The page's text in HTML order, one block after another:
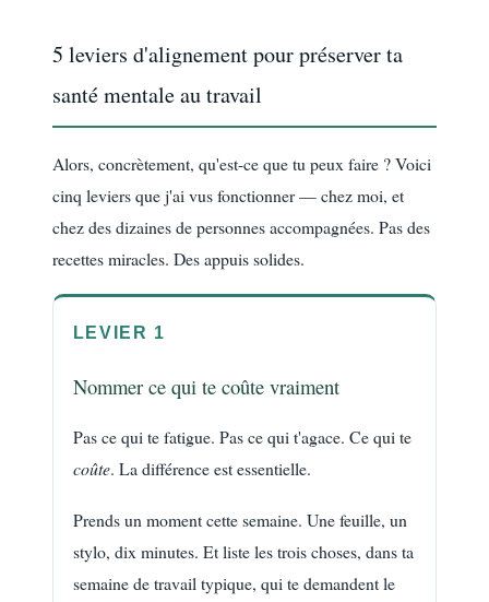
5 leviers d'alignement pour préserver ta
santé mentale au travail
Alors, concrètement, qu'est-ce que tu peux faire ? Voici
cinq leviers que j'ai vus fonctionner — chez moi, et
chez des dizaines de personnes accompagnées. Pas des
recettes miracles. Des appuis solides.
LEVIER 1
Nommer ce qui te coûte vraiment
Pas ce qui te fatigue. Pas ce qui t'agace. Ce qui te
coûte. La différence est essentielle.
Prends un moment cette semaine. Une feuille, un
stylo, dix minutes. Et liste les trois choses, dans ta
semaine de travail typique, qui te demandent le